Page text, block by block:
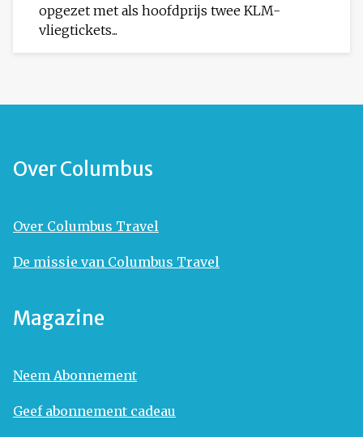
opgezet met als hoofdprijs twee KLM-
vliegtickets...
Over Columbus
Over Columbus Travel
De missie van Columbus Travel
Magazine
Neem Abonnement
Geef abonnement cadeau